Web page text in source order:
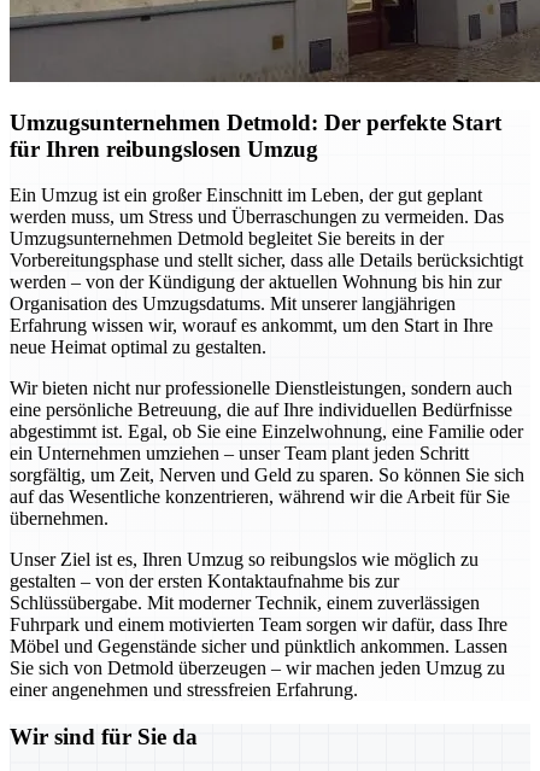
Umzugsunternehmen Detmold: Der perfekte Start
für Ihren reibungslosen Umzug
Ein Umzug ist ein großer Einschnitt im Leben, der gut geplant
werden muss, um Stress und Überraschungen zu vermeiden. Das
Umzugsunternehmen Detmold begleitet Sie bereits in der
Vorbereitungsphase und stellt sicher, dass alle Details berücksichtigt
werden – von der Kündigung der aktuellen Wohnung bis hin zur
Organisation des Umzugsdatums. Mit unserer langjährigen
Erfahrung wissen wir, worauf es ankommt, um den Start in Ihre
neue Heimat optimal zu gestalten.
Wir bieten nicht nur professionelle Dienstleistungen, sondern auch
eine persönliche Betreuung, die auf Ihre individuellen Bedürfnisse
abgestimmt ist. Egal, ob Sie eine Einzelwohnung, eine Familie oder
ein Unternehmen umziehen – unser Team plant jeden Schritt
sorgfältig, um Zeit, Nerven und Geld zu sparen. So können Sie sich
auf das Wesentliche konzentrieren, während wir die Arbeit für Sie
übernehmen.
Unser Ziel ist es, Ihren Umzug so reibungslos wie möglich zu
gestalten – von der ersten Kontaktaufnahme bis zur
Schlüssübergabe. Mit moderner Technik, einem zuverlässigen
Fuhrpark und einem motivierten Team sorgen wir dafür, dass Ihre
Möbel und Gegenstände sicher und pünktlich ankommen. Lassen
Sie sich von Detmold überzeugen – wir machen jeden Umzug zu
einer angenehmen und stressfreien Erfahrung.
Wir sind für Sie da